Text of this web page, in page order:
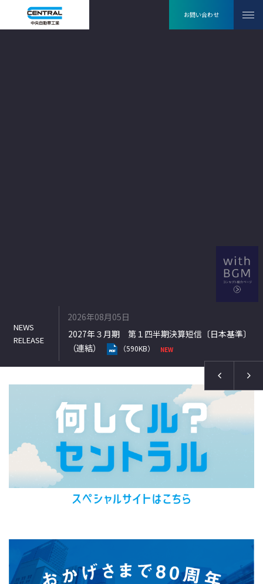
処分の払込
2026年08月05日
2027年３月期 第１四半期決算短信〔日本基準〕
（連結）
（590KB）
お問い合わせ